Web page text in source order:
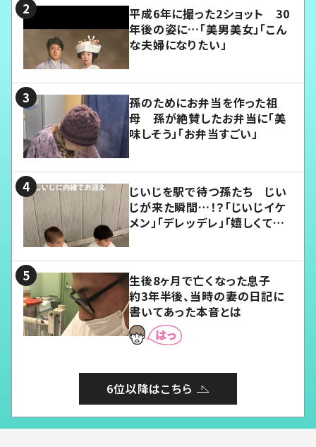
平成6年に撮った2ショット 30
年後の姿に…「美男美女」「こん
な夫婦になりたい」
孫のためにお弁当を作った祖
母 孫が絶賛したお弁当に「美
味しそう」「お弁当すごい」
じいじを駅で待つ孫たち じい
じが来た瞬間…！？「じいじイケ
メン」「デレッデレ」「嬉しくて可
生後8ヶ月で亡くなった息子
約3年半後、当時の妻の日記に
書いてあった本音とは
6位以降はこちら